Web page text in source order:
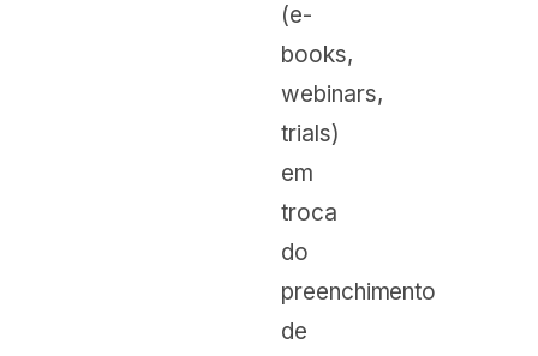
(e-
books,
webinars,
trials)
em
troca
do
preenchimento
de